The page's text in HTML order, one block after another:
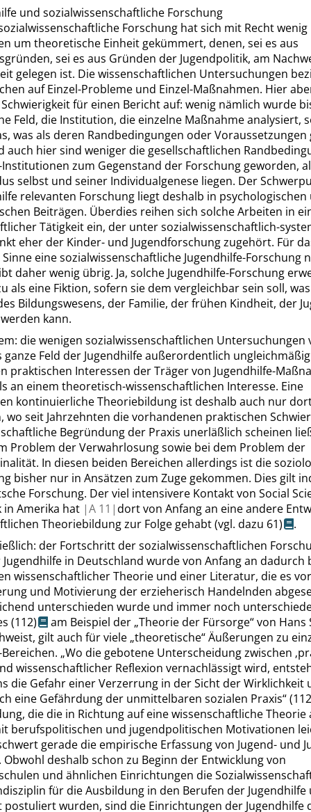
und sozialwissenschaftliche Forschung
Forschung hat sich mit Recht
um theoretische Einheit gekümmert, denen, sei es aus
sei es aus Gründen der Jugendpolitik, am
gelegen ist. Die wissenschaftlichen Untersuchungen
auf Einzel-Probleme und Einzel-Maßnahmen. Hier
für einen Bericht auf: wenig nämlich wurde
Feld, die Institution, die einzelne Maßnahme analysiert,
was als deren Randbedingungen oder Voraussetzungen
auch hier sind weniger die gesellschaftlichen
Institutionen zum Gegenstand der Forschung geworden,
selbst und seiner Individualgenese liegen. Der
relevanten Forschung liegt deshalb in
Beiträgen. Überdies reihen sich solche Arbeiten in
Tätigkeit ein, der unter sozialwissenschaftlich-
eher der Kinder- und Jugendforschung zugehört. Für
eine sozialwissenschaftliche Jugendhilfe-Forschung
daher wenig übrig. Ja, solche Jugendhilfe-Forschung
als eine Fiktion, sofern sie dem vergleichbar sein soll,
Bildungswesens, der Familie, der frühen Kindheit, der
kann.
die wenigen sozialwissenschaftlichen Untersuchungen
ganze Feld der Jugendhilfe außerordentlich
praktischen Interessen der Träger von Jugendhilfe-
an einem theoretisch-wissenschaftlichen Interesse. Eine
kontinuierliche Theoriebildung ist deshalb auch nur
wo seit Jahrzehnten die vorhandenen praktischen
Begründung der Praxis unerläßlich scheinen
Problem der Verwahrlosung sowie bei dem Problem der
In diesen beiden Bereichen allerdings ist die
bisher nur in Ansätzen zum Zuge gekommen. Dies gilt
Forschung. Der viel intensivere Kontakt von Social
in Amerika hat |A 11|dort von Anfang an eine andere
Theoriebildung zur Folge gehabt(vgl. dazu 61)
.
der Fortschritt der sozialwissenschaftlichen
Jugendhilfe in Deutschland wurde von Anfang an dadurch
wissenschaftlicher Theorie und einer Literatur, die es
und Motivierung der erzieherisch Handelnden
unterschieden wurde und immer noch
(112)
am Beispiel der „Theorie der Fürsorge“von Hans
gilt auch für viele „theoretische“Äußerungen zu
„Wo die gebotene Unterscheidung zwischen ‚
wissenschaftlicher Reflexion vernachlässigt wird,
die Gefahr einer Verzerrung in der Sicht der Wirklichkeit
eine Gefährdung der unmittelbaren sozialen Praxis“
die die in Richtung auf eine wissenschaftliche Theorie
berufspolitischen und jugendpolitischen Motivationen
gerade die empirische Erfassung von Jugend- und
deshalb schon zu Beginn der Entwicklung von
und ähnlichen Einrichtungen die
für die Ausbildung in den Berufen der Jugendhilfe
postuliert wurden, sind die Einrichtungen der Jugendhilfe